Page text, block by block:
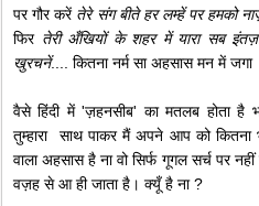
पर गौर करें तेरे संग बीते हर लम्हें पर हमको
फिर तेरी अँखियों के शहर में यारा सब
खुरचनें.... कितना नर्म सा अहसास मन में
वैसे हिंदी में 'ज़हनसीब' का मतलब होता है
तुम्हारा साथ पाकर मैं अपने आप को
वाला अहसास है ना वो सिर्फ गूगल सर्च पर
वज़ह से आ ही जाता है। क्यूँ है ना ?